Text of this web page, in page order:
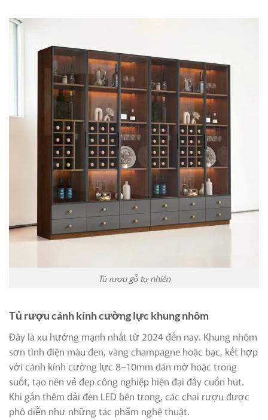
Tủ rượu gỗ tự nhiên
Tủ rượu cánh kính cường lực khung nhôm
Đây là xu hướng mạnh nhất từ 2024 đến nay. Khung nhôm
sơn tĩnh điện màu đen, vàng champagne hoặc bạc, kết hợp
với cánh kính cường lực 8–10mm dán mờ hoặc trong
suốt, tạo nên vẻ đẹp công nghiệp hiện đại đầy cuốn hút.
Khi gắn thêm dải đèn LED bên trong, các chai rượu được
phô diễn như những tác phẩm nghệ thuật.